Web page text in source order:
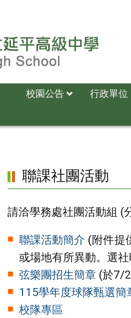
校園公告 行政單位
聯課社團活動
請洽學務處社團活動組 (
聯課活動簡介 (附件提
或場地有所異動。選
弦樂團招生簡章 (於7/
115學年度球隊甄選簡
校隊專區